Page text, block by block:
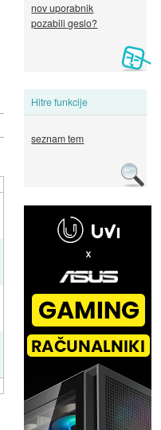
nov uporabnik
pozabili geslo?
Hitre funkcije
seznam tem